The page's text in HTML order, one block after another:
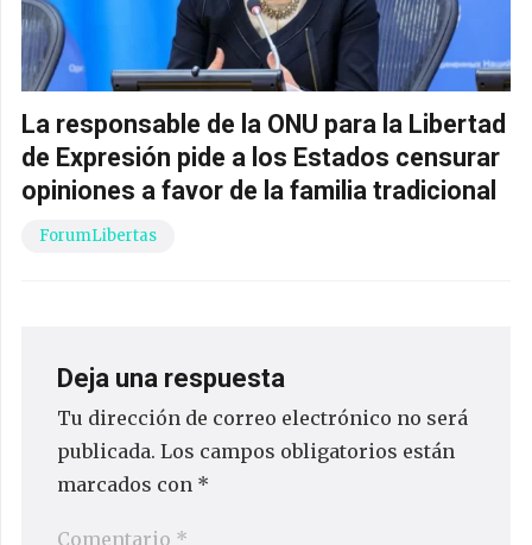
La responsable de la ONU para la Libertad
de Expresión pide a los Estados censurar
opiniones a favor de la familia tradicional
ForumLibertas
Deja una respuesta
Tu dirección de correo electrónico no será
publicada. Los campos obligatorios están
marcados con *